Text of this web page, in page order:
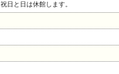
祝日と日は休館します。